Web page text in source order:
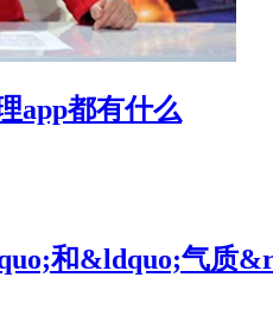
app都有什么
和&ldquo;气质